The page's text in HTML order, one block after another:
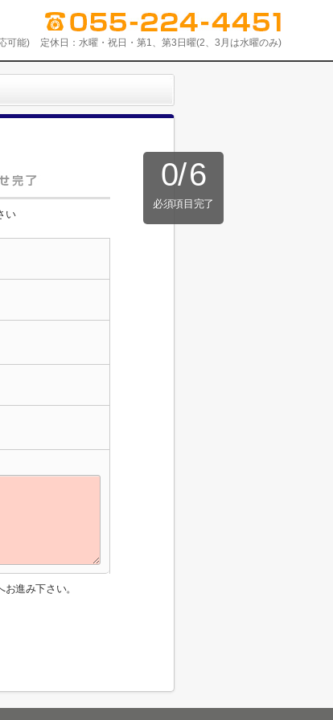
可能) 定休日： 水曜・祝日・第1、第3日曜(2、3月は水曜のみ)
0/6
必須項目完了
い
進み下さい。